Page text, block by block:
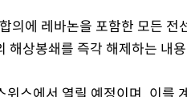
의에 레바논을 포함한 모든
해상봉쇄를 즉각 해제하는 내
위스에서 열릴 예정이며, 이를